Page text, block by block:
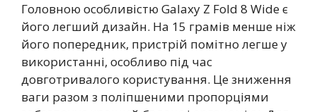
Головною особливістю Galaxy Z Fold 8 Wide є
його легший дизайн. На 15 грамів менше ніж
його попередник, пристрій помітно легше у
використанні, особливо під час
довготривалого користування. Це зниження
ваги разом з поліпшеними пропорціями